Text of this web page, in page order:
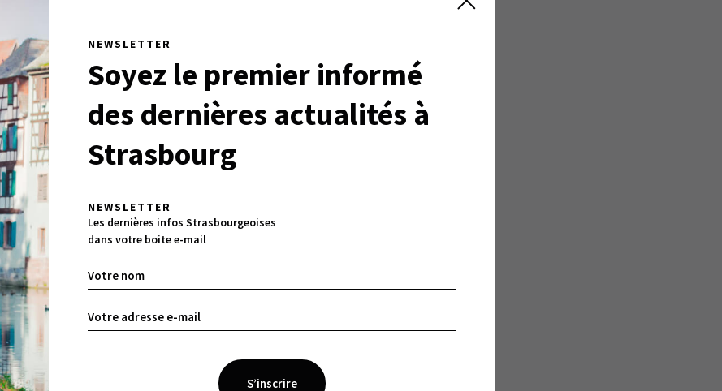
NEWSLETTER
Soyez le premier informé
des dernières actualités à
Strasbourg
NEWSLETTER
Les dernières infos Strasbourgeoises
dans votre boite e-mail